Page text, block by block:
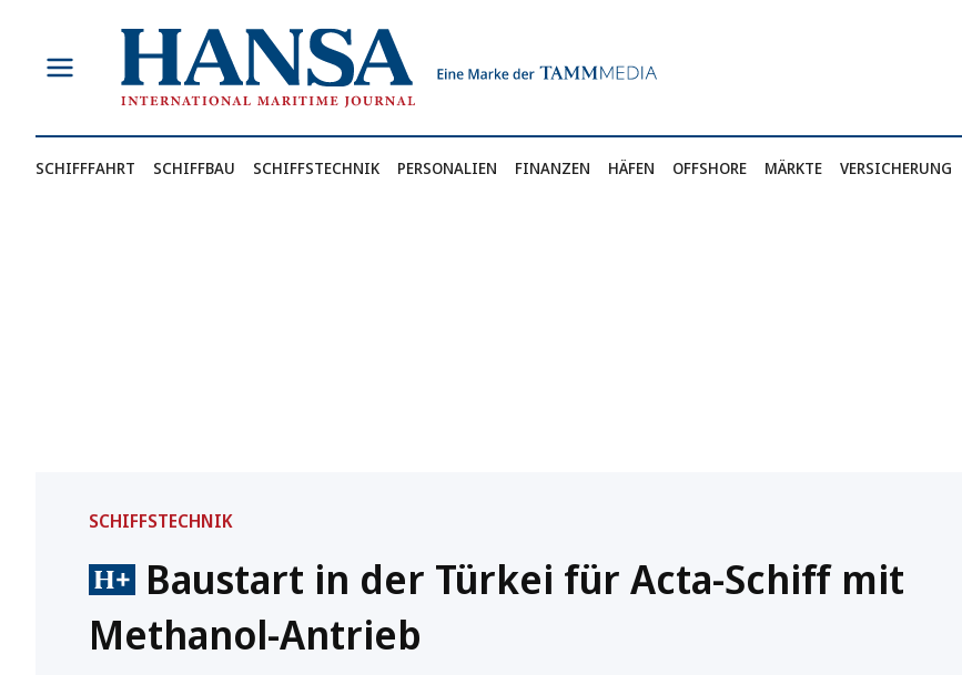
springen
SCHIFFFAHRT SCHIFFBAU SCHIFFSTECHNIK PERSONALIEN FINANZEN HÄFEN OFFSHORE MÄRKTE VERSICHERUNG
SCHIFFSTECHNIK
Baustart in der Türkei für Acta-Schiff mit
Methanol-Antrieb